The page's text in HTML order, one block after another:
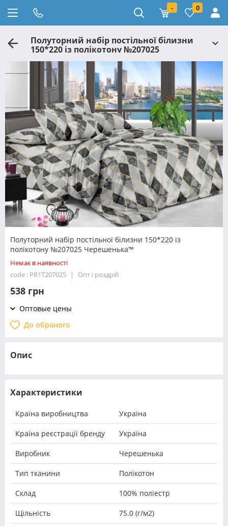
- 0
Полуторний набір постільної білизни
150*220 із полікотону №207025
Черешенька™
Полуторний набір постільної білизни 150*220 із
полікотону №207025 Черешенька™
Немає в наявності
code : PR1T207025
Опт і роздріб
538 грн
Оптовые цены
До обраного
Опис
Характеристики
Країна виробництва Україна
Країна реєстрації бренду Україна
Виробник Черешенька
Тип тканини Полікотон
Склад 100% поліестр
Щільність 75.0 (г/м2)